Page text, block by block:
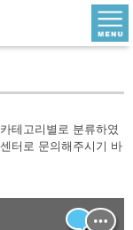
테고리별로 분류하였
터로 문의해주시기 바